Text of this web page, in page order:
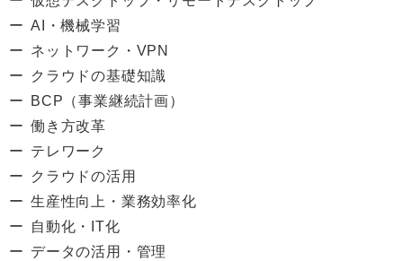
AI・機械学習
ネットワーク・VPN
クラウドの基礎知識
BCP（事業継続計画）
働き方改革
テレワーク
クラウドの活用
生産性向上・業務効率化
自動化・IT化
データの活用・管理